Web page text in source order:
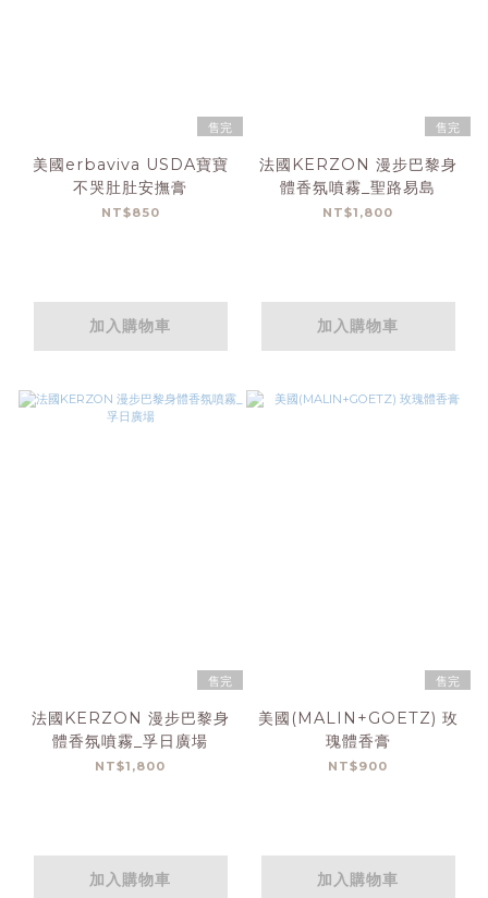
售完
美國erbaviva USDA寶寶
不哭肚肚安撫膏
NT$850
加入購物車
售完
法國KERZON 漫步巴黎身
體香氛噴霧_聖路易島
NT$1,800
加入購物車
售完
法國KERZON 漫步巴黎身
體香氛噴霧_孚日廣場
NT$1,800
加入購物車
售完
美國(MALIN+GOETZ) 玫
瑰體香膏
NT$900
加入購物車